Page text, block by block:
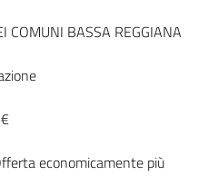
COMUNI BASSA REGGIANA
economicamente più